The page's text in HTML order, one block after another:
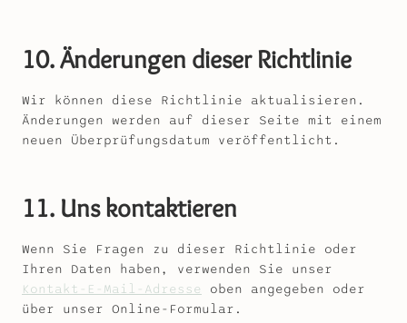
10. Änderungen dieser Richtlinie
Wir können diese Richtlinie aktualisieren.
Änderungen werden auf dieser Seite mit einem
neuen Überprüfungsdatum veröffentlicht.
11. Uns kontaktieren
Wenn Sie Fragen zu dieser Richtlinie oder
Ihren Daten haben, verwenden Sie unser
Kontakt-E-Mail-Adresse
oben angegeben oder
über unser Online-Formular.